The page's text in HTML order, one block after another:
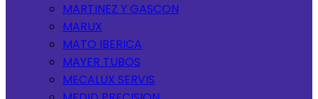
MARTINEZ Y GASCON
MARUX
MATO IBERICA
MAYER TUBOS
MECALUX SERVIS